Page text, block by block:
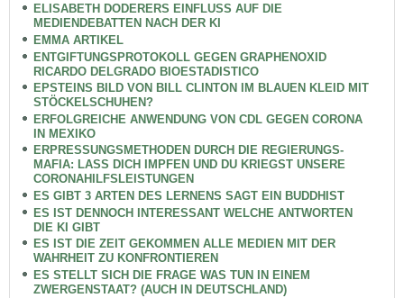
ELISABETH DODERERS EINFLUSS AUF DIE
MEDIENDEBATTEN NACH DER KI
EMMA ARTIKEL
ENTGIFTUNGSPROTOKOLL GEGEN GRAPHENOXID
RICARDO DELGRADO BIOESTADISTICO
EPSTEINS BILD VON BILL CLINTON IM BLAUEN KLEID MIT
STÖCKELSCHUHEN?
ERFOLGREICHE ANWENDUNG VON CDL GEGEN CORONA
IN MEXIKO
ERPRESSUNGSMETHODEN DURCH DIE REGIERUNGS-
MAFIA: LASS DICH IMPFEN UND DU KRIEGST UNSERE
CORONAHILFSLEISTUNGEN
ES GIBT 3 ARTEN DES LERNENS SAGT EIN BUDDHIST
ES IST DENNOCH INTERESSANT WELCHE ANTWORTEN
DIE KI GIBT
ES IST DIE ZEIT GEKOMMEN ALLE MEDIEN MIT DER
WAHRHEIT ZU KONFRONTIEREN
ES STELLT SICH DIE FRAGE WAS TUN IN EINEM
ZWERGENSTAAT? (AUCH IN DEUTSCHLAND)